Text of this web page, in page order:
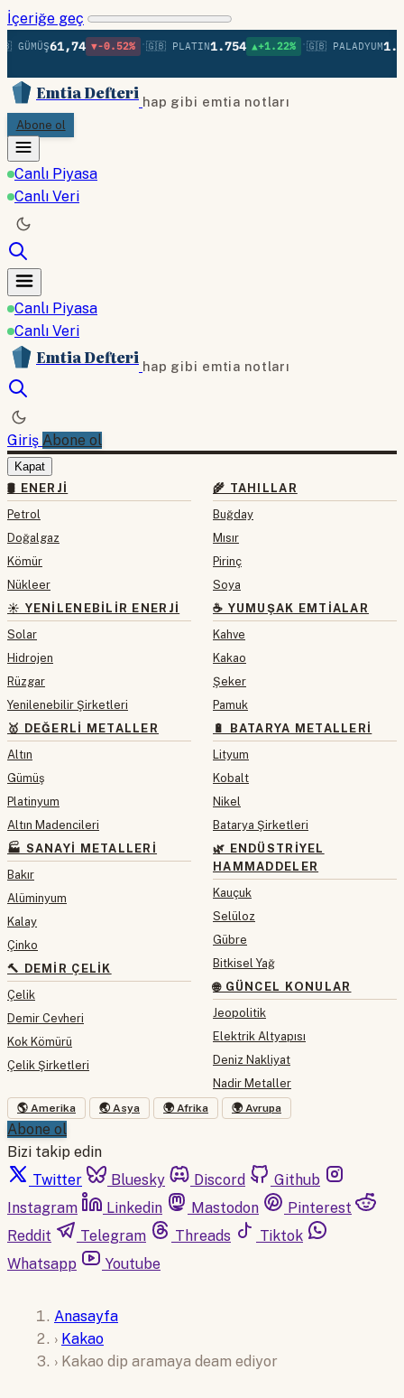
İçeriğe geç
61,74 ▼-0.52% •🇬🇧 PLATIN1.754 ▲+1.22% •🇬🇧 PALADYUM
Emtia Defteri hap gibi emtia notları
Abone ol
Canlı Piyasa
Canlı Veri
Canlı Piyasa
Canlı Veri
Emtia Defteri hap gibi emtia notları
Giriş Abone ol
Kapat
🛢 ENERJI
Petrol
Doğalgaz
Kömür
Nükleer
☀️ YENILENEBILIR ENERJI
Solar
Hidrojen
Rüzgar
Yenilenebilir Şirketleri
🥇 DEĞERLI METALLER
Altın
Gümüş
Platinyum
Altın Madencileri
🏭 SANAYI METALLERI
Bakır
Alüminyum
Kalay
Çinko
🔨 DEMIR ÇELIK
Çelik
Demir Cevheri
Kok Kömürü
Çelik Şirketleri
🌾 TAHILLAR
Buğday
Mısır
Pirinç
Soya
☕ YUMUŞAK EMTIALAR
Kahve
Kakao
Şeker
Pamuk
🔋 BATARYA METALLERI
Lityum
Kobalt
Nikel
Batarya Şirketleri
🌿 ENDÜSTRIYEL
HAMMADDELER
Kauçuk
Selüloz
Gübre
Bitkisel Yağ
🌐 GÜNCEL KONULAR
Jeopolitik
Elektrik Altyapısı
Deniz Nakliyat
Nadir Metaller
🌎 Amerika 🌏 Asya 🌍 Afrika 🌍 Avrupa
Abone ol
Bizi takip edin
Twitter
Bluesky Discord
Github
Instagram
Linkedin Mastodon
Pinterest
Reddit
Telegram Threads
Tiktok
Whatsapp
Youtube
Anasayfa
› Kakao
› Kakao dip aramaya deam ediyor